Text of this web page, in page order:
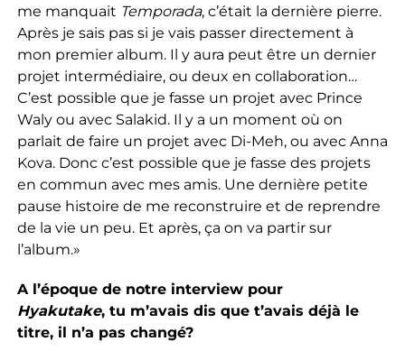
me manquait Temporada, c’était la dernière pierre.
Après je sais pas si je vais passer directement à
mon premier album. Il y aura peut être un dernier
projet intermédiaire, ou deux en collaboration…
C’est possible que je fasse un projet avec Prince
Waly ou avec Salakid. Il y a un moment où on
parlait de faire un projet avec Di-Meh, ou avec Anna
Kova. Donc c’est possible que je fasse des projets
en commun avec mes amis. Une dernière petite
pause histoire de me reconstruire et de reprendre
de la vie un peu. Et après, ça on va partir sur
l’album.»
A l’époque de notre interview pour
Hyakutake, tu m’avais dis que t’avais déjà le
titre, il n’a pas changé?